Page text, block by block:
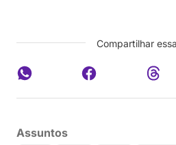
Compartilhar
Assuntos